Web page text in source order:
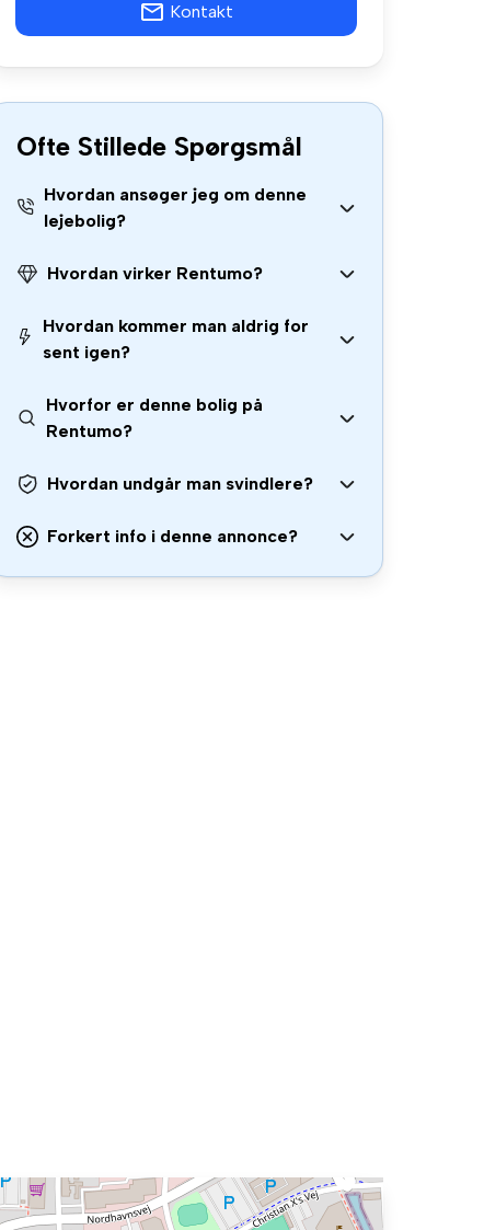
Kontakt
Ofte Stillede Spørgsmål
Hvordan ansøger jeg om denne
lejebolig?
Hvordan virker Rentumo?
Hvordan kommer man aldrig for
sent igen?
Hvorfor er denne bolig på
Rentumo?
Hvordan undgår man svindlere?
Forkert info i denne annonce?